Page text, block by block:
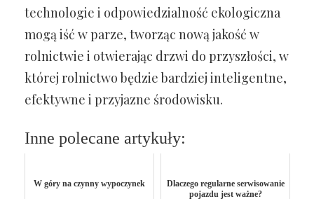
technologie i odpowiedzialność ekologiczna
mogą iść w parze, tworząc nową jakość w
rolnictwie i otwierając drzwi do przyszłości, w
której rolnictwo będzie bardziej inteligentne,
efektywne i przyjazne środowisku.
Inne polecane artykuły:
W góry na czynny wypoczynek
Dlaczego regularne serwisowanie
pojazdu jest ważne?